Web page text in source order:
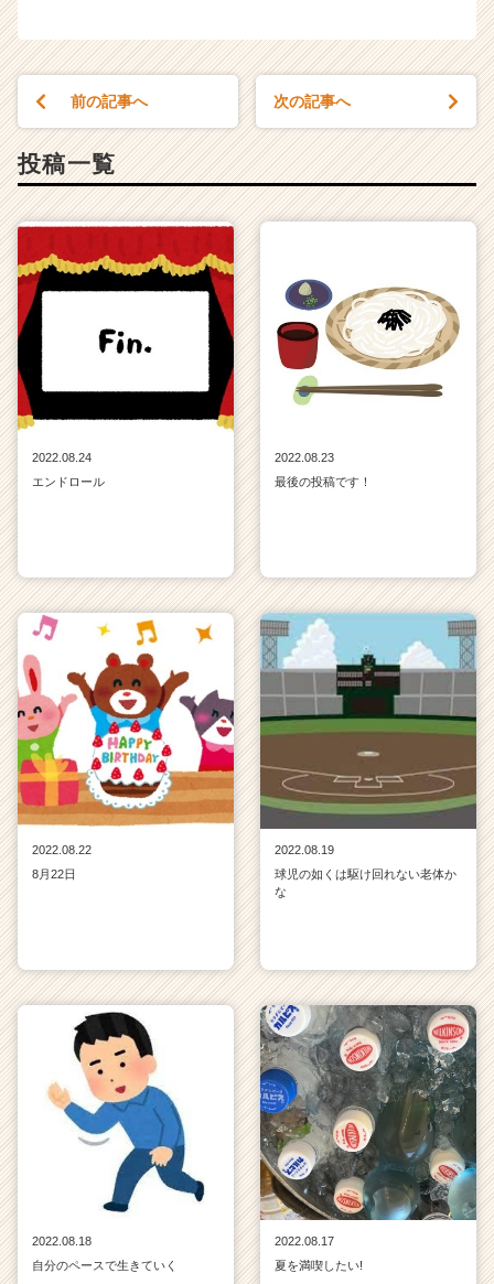
が
く
イ
チ
ア
h
e
e
r）
前の記事へ 次の記事へ
投稿一覧
2022.08.24
エンドロール
2022.08.23
最後の投稿です！
2022.08.22
8月22日
2022.08.19
球児の如くは駆け回れない老体か
な
2022.08.18
自分のペースで生きていく
2022.08.17
夏を満喫したい!